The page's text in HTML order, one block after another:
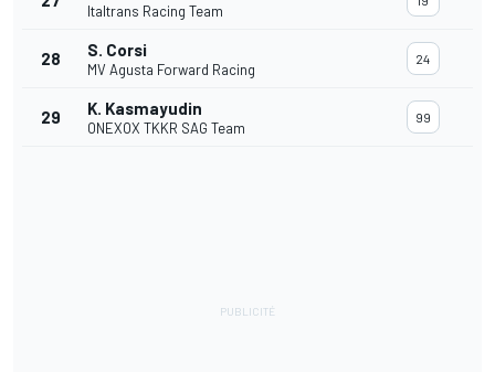
Italtrans Racing Team
28 S. Corsi
MV Agusta Forward Racing
24
29 K. Kasmayudin
ONEXOX TKKR SAG Team
99